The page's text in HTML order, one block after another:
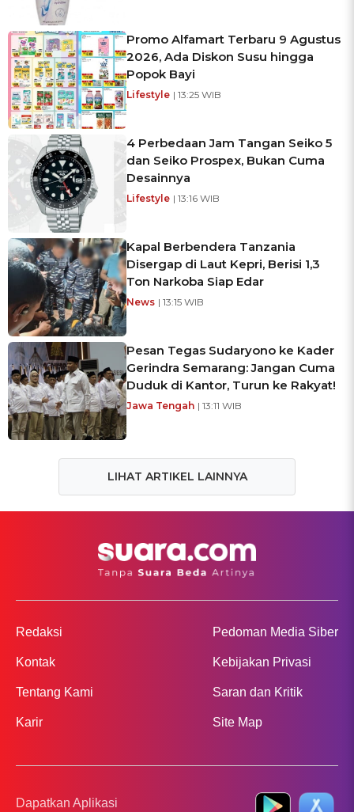
Promo Alfamart Terbaru 9 Agustus
2026, Ada Diskon Susu hingga
Popok Bayi
Lifestyle | 13:25 WIB
4 Perbedaan Jam Tangan Seiko 5
dan Seiko Prospex, Bukan Cuma
Desainnya
Lifestyle | 13:16 WIB
Kapal Berbendera Tanzania
Disergap di Laut Kepri, Berisi 1,3
Ton Narkoba Siap Edar
News | 13:15 WIB
Pesan Tegas Sudaryono ke Kader
Gerindra Semarang: Jangan Cuma
Duduk di Kantor, Turun ke Rakyat!
Jawa Tengah | 13:11 WIB
LIHAT ARTIKEL LAINNYA
Redaksi
Kontak
Tentang Kami
Karir
Pedoman Media Siber
Kebijakan Privasi
Saran dan Kritik
Site Map
Dapatkan Aplikasi